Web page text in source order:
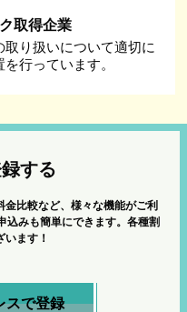
取得企業
り扱いについて適切に
行っています。
する
比較など、様々な機能がご利
込みも簡単にできます。各種割
います！
スで登録